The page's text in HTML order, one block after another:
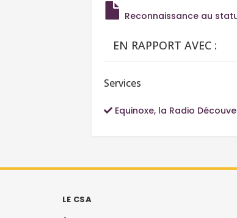
Reconnaissance au
EN RAPPORT AVEC :
Services
Equinoxe, la Radio
LE CSA